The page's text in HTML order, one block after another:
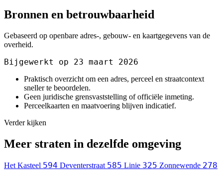
Bronnen en betrouwbaarheid
Gebaseerd op openbare adres-, gebouw- en kaartgegevens van de
overheid.
Bijgewerkt op 23 maart 2026
Praktisch overzicht om een adres, perceel en straatcontext
sneller te beoordelen.
Geen juridische grensvaststelling of officiële inmeting.
Perceelkaarten en maatvoering blijven indicatief.
Verder kijken
Meer straten in dezelfde omgeving
Het Kasteel 594 Deventerstraat 585 Linie 325 Zonnewende 278